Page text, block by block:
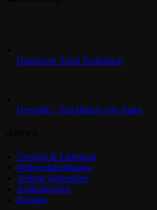
Handwerk Zunft Kollektion
Geweihe – Ein Hauch von Natur
Versand & Lieferung
Widerrufsbelehrung
Vertrag widerrufen
Zahlungsarten
Kontakt